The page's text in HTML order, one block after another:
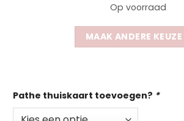
Op voorraad
MAAK ANDERE KEUZE
Pathe thuiskaart toevoegen? *